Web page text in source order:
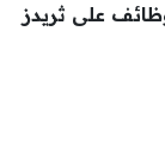
على ثريدز